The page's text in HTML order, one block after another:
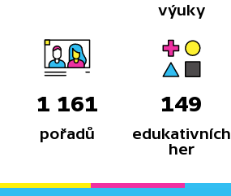
výuky
1 161
pořadů
149
edukativních
her